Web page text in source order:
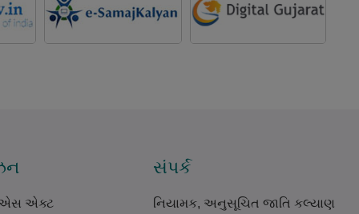
એક્ટ
સંપર્ક
નિયામક, અનુસૂચિત જાતિ કલ્યાણ